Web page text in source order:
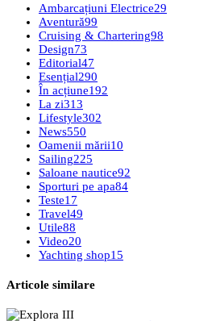
Ambarcațiuni Electrice29
Aventură99
Cruising & Chartering98
Design73
Editorial47
Esențial290
În acțiune192
La zi313
Lifestyle302
News550
Oamenii mării10
Sailing225
Saloane nautice92
Sporturi pe apa84
Teste17
Travel49
Utile88
Video20
Yachting shop15
Articole similare